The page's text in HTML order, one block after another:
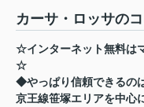
カーサ・ロッサの
☆インターネット無料は
☆
◆やっぱり信頼できるの
京王線笹塚エリアを中心